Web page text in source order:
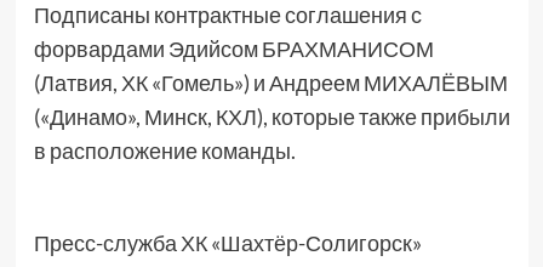
Подписаны контрактные соглашения с
форвардами Эдийсом БРАХМАНИСОМ
(Латвия, ХК «Гомель») и Андреем МИХАЛЁВЫМ
(«Динамо», Минск, КХЛ), которые также прибыли
в расположение команды.
Пресс-служба ХК «Шахтёр-Солигорск»